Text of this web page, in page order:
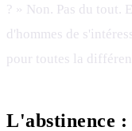
? » Non. Pas du tout.
d'hommes de
pour toutes la
L'abstinence